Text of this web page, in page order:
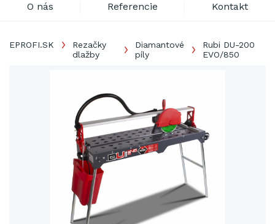
O nás Referencie Kontakt
EPROFI.SK
Rezačky
dlažby
Diamantové
píly
Rubi DU-200
EVO/850